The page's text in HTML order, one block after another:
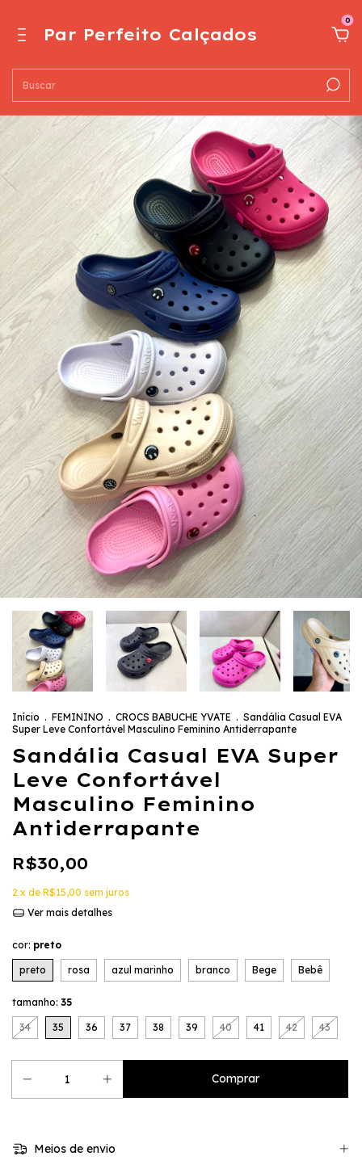
Par Perfeito Calçados
0
Início . FEMININO . CROCS BABUCHE YVATE . Sandália Casual EVA
Super Leve Confortável Masculino Feminino Antiderrapante
Sandália Casual EVA Super
Leve Confortável
Masculino Feminino
Antiderrapante
R$30,00
2 x de R$15,00 sem juros
Ver mais detalhes
cor: preto
preto rosa azul marinho branco Bege Bebê
tamanho: 35
34 35 36 37 38 39 40 41 42 43
Meios de envio